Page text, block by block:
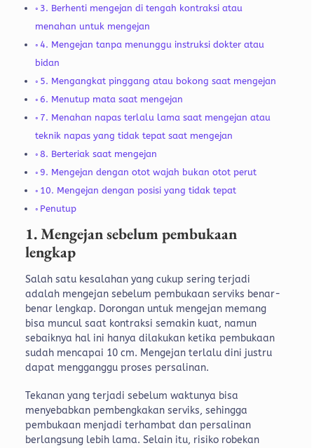
3. Berhenti mengejan di tengah kontraksi atau
menahan untuk mengejan
4. Mengejan tanpa menunggu instruksi dokter atau
bidan
5. Mengangkat pinggang atau bokong saat mengejan
6. Menutup mata saat mengejan
7. Menahan napas terlalu lama saat mengejan atau
teknik napas yang tidak tepat saat mengejan
8. Berteriak saat mengejan
9. Mengejan dengan otot wajah bukan otot perut
10. Mengejan dengan posisi yang tidak tepat
Penutup
1. Mengejan sebelum pembukaan
lengkap
Salah satu kesalahan yang cukup sering terjadi
adalah mengejan sebelum pembukaan serviks benar-
benar lengkap. Dorongan untuk mengejan memang
bisa muncul saat kontraksi semakin kuat, namun
sebaiknya hal ini hanya dilakukan ketika pembukaan
sudah mencapai 10 cm. Mengejan terlalu dini justru
dapat mengganggu proses persalinan.
Tekanan yang terjadi sebelum waktunya bisa
menyebabkan pembengkakan serviks, sehingga
pembukaan menjadi terhambat dan persalinan
berlangsung lebih lama. Selain itu, risiko robekan